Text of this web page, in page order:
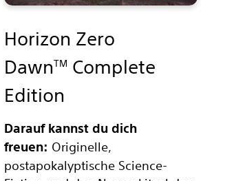
Horizon Zero
DawnTM Complete
Edition
Darauf kannst du dich
freuen: Originelle,
postapokalyptische Science-